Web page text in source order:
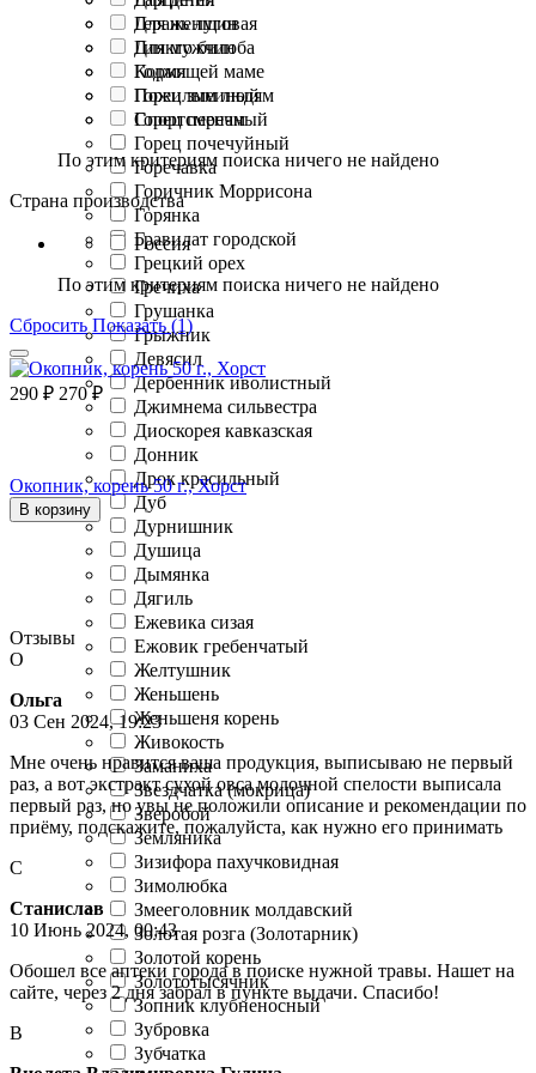
Герань луговая
Гинкго билоба
Годжи
Горец змеиный
Горец перечный
Горец почечуйный
Горечавка
Горичник Моррисона
Горянка
Гравилат городской
Грецкий орех
Гречиха
Грушанка
Грыжник
Девясил
Дербенник иволистный
Джимнема сильвестра
Диоскорея кавказская
Донник
Дрок красильный
Дуб
Дурнишник
Душица
Дымянка
Дягиль
Ежевика сизая
Ежовик гребенчатый
Желтушник
Женьшень
Женьшеня корень
Живокость
Заманиха
Звездчатка (мокрица)
Зверобой
Земляника
Зизифора пахучковидная
Зимолюбка
Змееголовник молдавский
Золотая розга (Золотарник)
Золотой корень
Золототысячник
Зопник клубненосный
Зубровка
Зубчатка
Для женщин
Для мужчин
Кормящей маме
Пожилым людям
Спортсменам
По этим критериям поиска ничего не найдено
Страна производства
Россия
По этим критериям поиска ничего не найдено
Сбросить Показать (1)
290 ₽ 270 ₽
Окопник, корень 50 г., Хорст
В корзину
Отзывы
О
Ольга
03 Сен 2024, 19:23
Мне очень нравится ваша продукция, выписываю не первый
раз, а вот экстракт сухой овса молочной спелости выписала
первый раз, но увы не положили описание и рекомендации по
приёму, подскажите, пожалуйста, как нужно его принимать
С
Станислав
10 Июнь 2024, 00:43
Обошел все аптеки города в поиске нужной травы. Нашет на
сайте, через 2 дня забрал в пункте выдачи. Спасибо!
В